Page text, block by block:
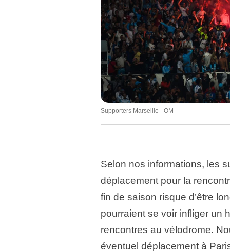
Supporters Marseille - OM
Selon nos informations, les
déplacement pour la
fin de saison risque d’être
pourraient se voir infliger un
rencontres au vélodrome.
éventuel déplacement à